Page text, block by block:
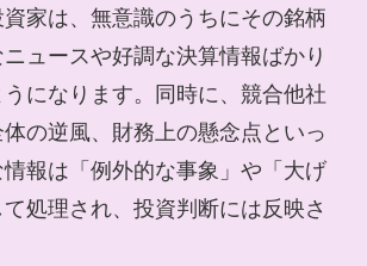
家は、無意識のうちにその銘柄
ュースや好調な決算情報ばかり
になります。同時に、競合他社
の逆風、財務上の懸念点といっ
報は「例外的な事象」や「大げ
処理され、投資判断には反映さ